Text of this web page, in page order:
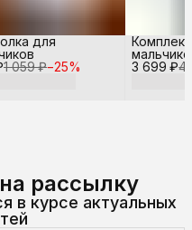
1 059 ₽−25%
для
3 699 ₽4
рассылку
в курсе актуальных